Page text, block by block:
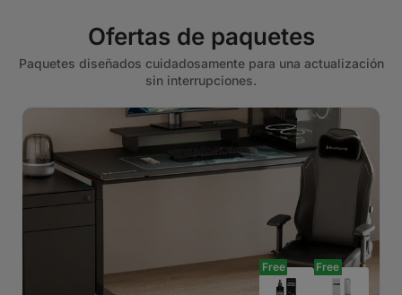
Ofertas de paquetes
Paquetes diseñados cuidadosamente para una actualización
sin interrupciones.
Free Free